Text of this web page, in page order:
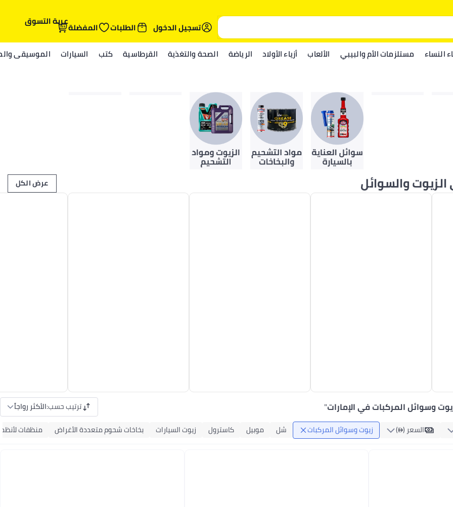
تسجيل الدخول
الطلبات المفضلةعربة التسوق
النساء مستلزمات الأم والبيبي الألعاب أزياء الأولاد الرياضة الصحة والتغذية القرطاسية كتب السيارات الموسيقى
والسوائل عرض الكل
وسوائل المركبات في الإمارات" ترتيب حسب:الأكثر رواجاً
السعر () زيوت وسوائل المركبات شل موبيل كاسترول زيوت السيارات بخاخات شحوم متعددة الأغراض منظفات